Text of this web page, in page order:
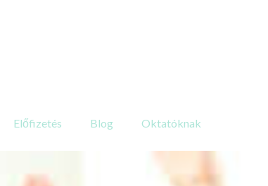
Előfizetés Blog Oktatóknak